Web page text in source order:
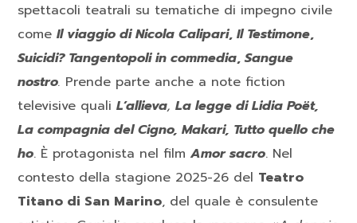
spettacoli teatrali su tematiche di impegno civile
comeIl viaggio di Nicola Calipari,Il Testimone,
Suicidi? Tangentopoli in commedia,Sangue
nostro. Prende parte anche a note fiction
televisive qualiL’allieva,La legge di Lidia Poët,
La compagnia del Cigno, Makari, Tutto quello che
ho. È protagonista nel filmAmor sacro. Nel
contesto della stagione 2025-26 del Teatro
Titano di San Marino, del quale è consulente